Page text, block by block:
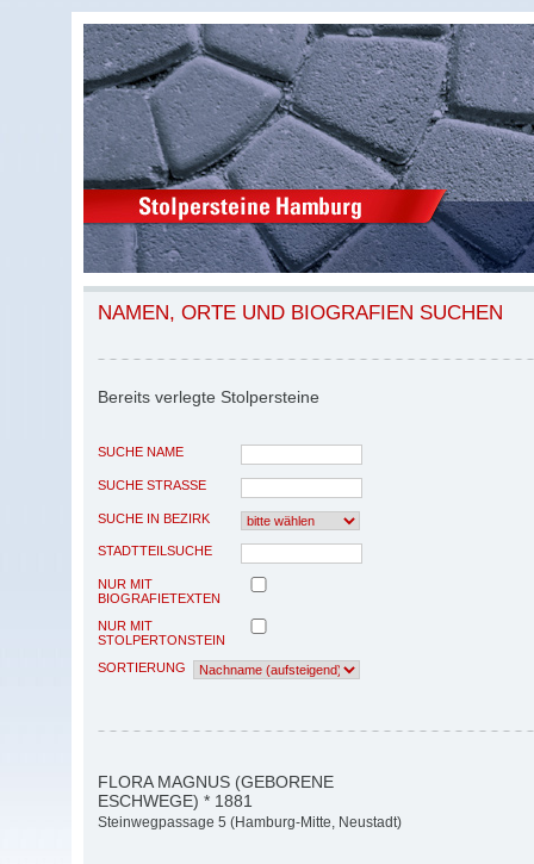
NAMEN, ORTE UND BIOGRAFIEN SUCHEN
Bereits verlegte Stolpersteine
SUCHE NAME
SUCHE STRASSE
SUCHE IN BEZIRK
STADTTEILSUCHE
NUR MIT
BIOGRAFIETEXTEN
NUR MIT
STOLPERTONSTEIN
SORTIERUNG
FLORA MAGNUS (GEBORENE
ESCHWEGE) * 1881
Steinwegpassage 5 (Hamburg-Mitte, Neustadt)